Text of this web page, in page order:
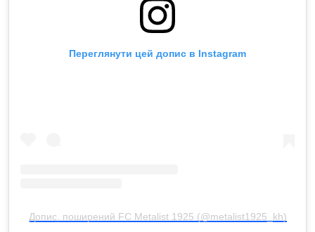
Переглянути цей допис в Instagram
Допис, поширений FC Metalist 1925 (@metalist1925_kh)